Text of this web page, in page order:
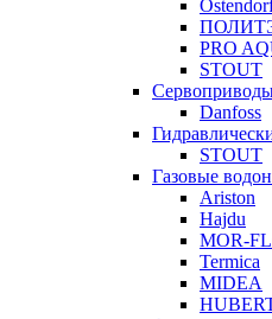
PRO
STOUT
Danfoss
STOUT
Газовые
Ariston
Hajdu
MOR-
Termica
MIDEA